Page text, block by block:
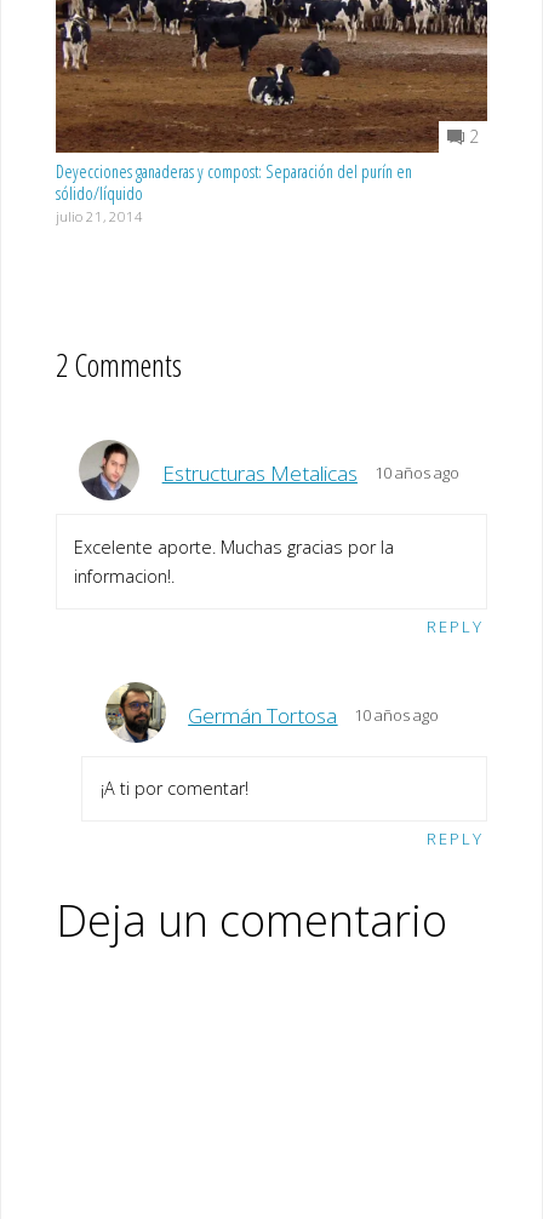
2
Deyecciones ganaderas y compost: Separación del purín en
sólido/líquido
julio 21, 2014
2 Comments
Estructuras Metalicas 10 años ago
Excelente aporte. Muchas gracias por la
informacion!.
REPLY
Germán Tortosa 10 años ago
¡A ti por comentar!
REPLY
Deja un comentario